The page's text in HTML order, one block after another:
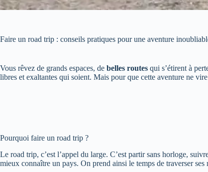
Faire un road trip : conseils pratiques pour une aventure
Vous rêvez de grands espaces, de belles routes qui s’étirent à
libres et exaltantes qui soient. Mais pour que cette aventure ne
Pourquoi faire un road trip ?
Le road trip, c’est l’appel du large. C’est partir sans horloge,
mieux connaître un pays. On prend ainsi le temps de traverser